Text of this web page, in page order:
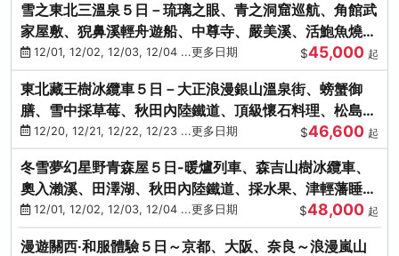
雪之東北三溫泉５日－琉璃之眼、青之洞窟巡航、角館武
家屋敷、猊鼻溪輕舟遊船、中尊寺、嚴美溪、活鮑魚燒、
烤牡蠣、握壽司體驗
12/01, 12/02, 12/03, 12/04 ...更多日期 $45,000 起
東北藏王樹冰纜車５日－大正浪漫銀山溫泉街、螃蟹御
膳、雪中採草莓、秋田內陸鐵道、頂級懷石料理、松島遊
船、抹茶體驗
12/20, 12/21, 12/22, 12/23 ...更多日期 $46,600 起
冬雪夢幻星野青森屋５日-暖爐列車、森吉山樹冰纜車、
奧入瀨溪、田澤湖、秋田內陸鐵道、採水果、津輕藩睡魔
村(不進免稅店)
12/01, 12/02, 12/03, 12/04 ...更多日期 $48,000 起
漫遊關西‧和服體驗５日～京都、大阪、奈良～浪漫嵐山